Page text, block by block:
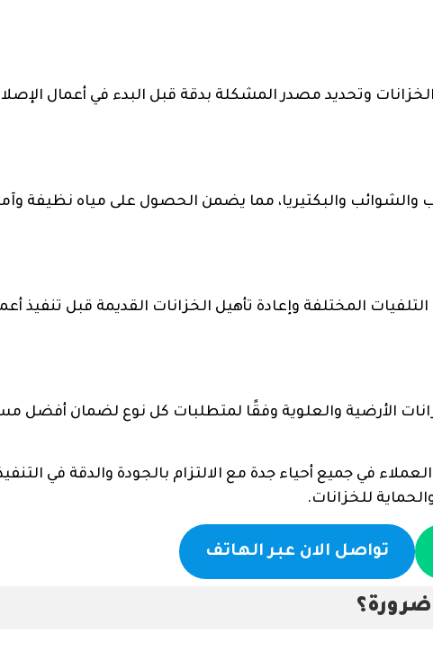
وتحديد مصدر المشكلة بدقة قبل البدء في أعمال
والشوائب والبكتيريا، مما يضمن الحصول على مياه نظيفة
المختلفة وإعادة تأهيل الخزانات القديمة قبل تنفيذ
الأرضية والعلوية وفقًا لمتطلبات كل نوع لضمان أفضل
في جميع أحياء جدة مع الالتزام بالجودة والدقة في
للخزانات.
تواصل الان عبر الهاتف
ضرورة؟